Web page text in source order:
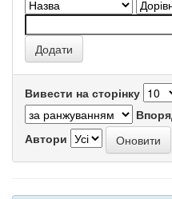
Вивести на сторінку
Автори